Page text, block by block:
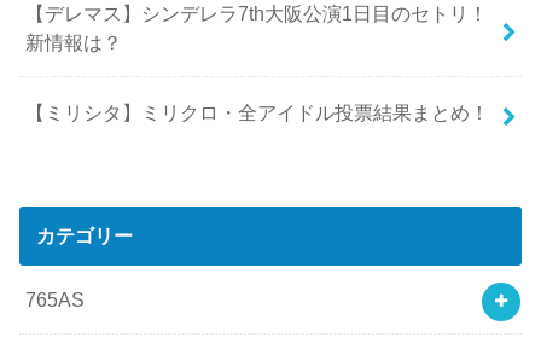
【デレマス】シンデレラ7th大阪公演1日目のセトリ！
新情報は？
【ミリシタ】ミリクロ・全アイドル投票結果まとめ！
カテゴリー
765AS